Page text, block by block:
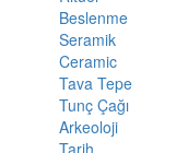
Beslenme
Seramik
Ceramic
Tava Tepe
Tunç Çağı
Arkeoloji
Tarih